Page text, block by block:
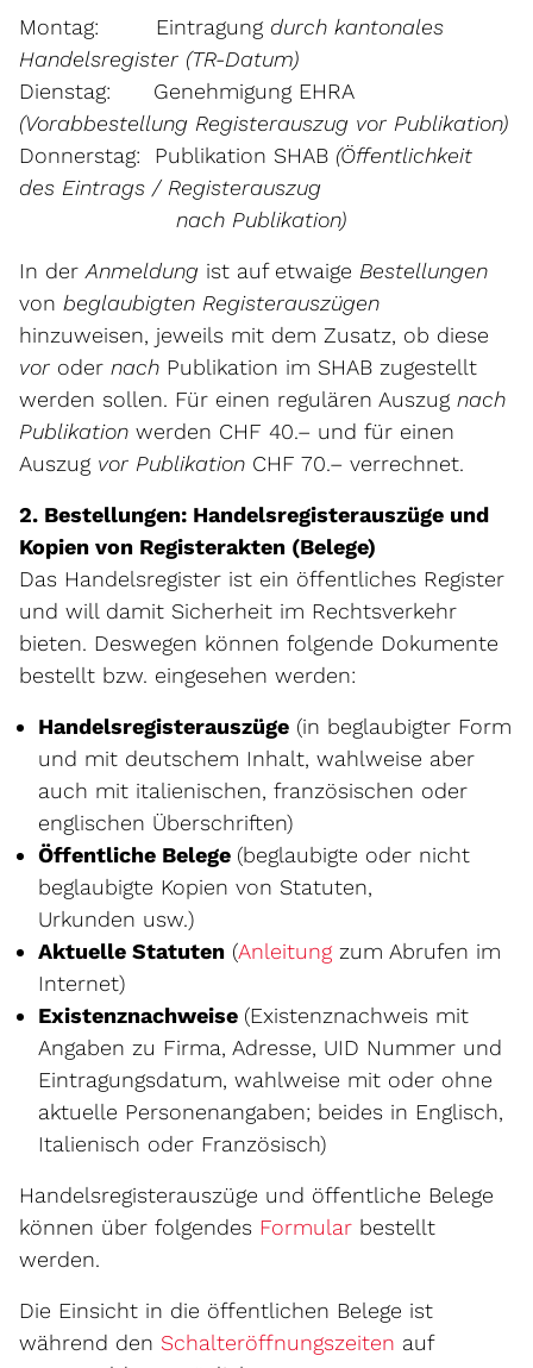
Montag: Eintragung durch kantonales
Handelsregister (TR-Datum)
Dienstag: Genehmigung EHRA
(Vorabbestellung Registerauszug vor Publikation)
Donnerstag: Publikation SHAB (Öffentlichkeit
des Eintrags / Registerauszug
nach Publikation)
In der Anmeldung ist auf etwaige Bestellungen
von beglaubigten Registerauszügen
hinzuweisen, jeweils mit dem Zusatz, ob diese
vor oder nach Publikation im SHAB zugestellt
werden sollen. Für einen regulären Auszug nach
Publikation werden CHF 40.– und für einen
Auszug vor Publikation CHF 70.– verrechnet.
2. Bestellungen: Handelsregisterauszüge und
Kopien von Registerakten (Belege)
Das Handelsregister ist ein öffentliches Register
und will damit Sicherheit im Rechtsverkehr
bieten. Deswegen können folgende Dokumente
bestellt bzw. eingesehen werden:
Handelsregisterauszüge (in beglaubigter Form
und mit deutschem Inhalt, wahlweise aber
auch mit italienischen, französischen oder
englischen Überschriften)
Öffentliche Belege (beglaubigte oder nicht
beglaubigte Kopien von Statuten,
Urkunden usw.)
Aktuelle Statuten (Anleitung zum Abrufen im
Internet)
Existenznachweise (Existenznachweis mit
Angaben zu Firma, Adresse, UID Nummer und
Eintragungsdatum, wahlweise mit oder ohne
aktuelle Personenangaben; beides in Englisch,
Italienisch oder Französisch)
Handelsregisterauszüge und öffentliche Belege
können über folgendes Formular bestellt
werden.
Die Einsicht in die öffentlichen Belege ist
während den Schalteröffnungszeiten auf